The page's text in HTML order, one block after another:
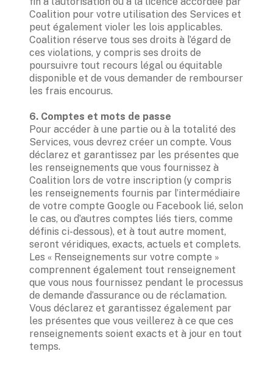
Coalition pour votre utilisation des Services et
peut également violer les lois applicables.
Coalition réserve tous ses droits à l’égard de
ces violations, y compris ses droits de
poursuivre tout recours légal ou équitable
disponible et de vous demander de rembourser
les frais encourus.
Pour accéder à une partie ou à la totalité des
Services, vous devrez créer un compte. Vous
déclarez et garantissez par les présentes que
les renseignements que vous fournissez à
Coalition lors de votre inscription (y compris
les renseignements fournis par l’intermédiaire
de votre compte Google ou Facebook lié, selon
le cas, ou d’autres comptes liés tiers, comme
définis ci-dessous), et à tout autre moment,
seront véridiques, exacts, actuels et complets.
Les « Renseignements sur votre compte »
comprennent également tout renseignement
que vous nous fournissez pendant le processus
de demande d’assurance ou de réclamation.
Vous déclarez et garantissez également par
les présentes que vous veillerez à ce que ces
renseignements soient exacts et à jour en tout
temps.